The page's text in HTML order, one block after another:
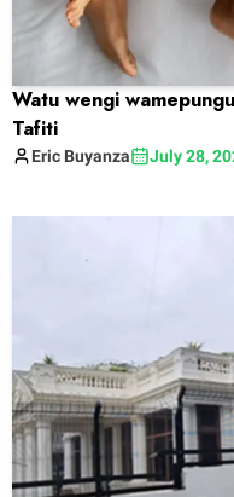
Watu wengi
Tafiti
Eric Buyanza July 28,